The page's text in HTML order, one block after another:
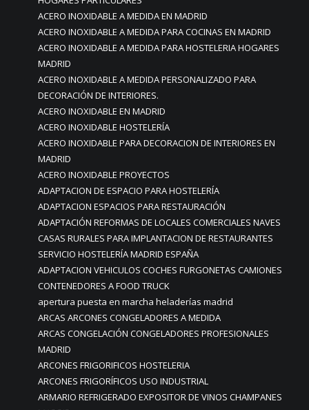
ACERO INOXIDABLE A MEDIDA EN MADRID
ACERO INOXIDABLE A MEDIDA PARA COCINAS EN MADRID
ACERO INOXIDABLE A MEDIDA PARA HOSTELERIA HOGARES
MADRID
ACERO INOXIDABLE A MEDIDA PERSONALIZADO PARA
DECORACIÓN DE INTERIORES.
ACERO INOXIDABLE EN MADRID
ACERO INOXIDABLE HOSTELERÍA
ACERO INOXIDABLE PARA DECORACION DE INTERIORES EN
MADRID
ACERO INOXIDABLE PROYECTOS
ADAPTACION DE ESPACIO PARA HOSTELERÍA
ADAPTACION ESPACIOS PARA RESTAURACIÓN
ADAPTACIÓN REFORMAS DE LOCALES COMERCIALES NAVES
CASAS RURALES PARA IMPLANTACION DE RESTAURANTES
SERVICIO HOSTELERÍA MADRID ESPAÑA
ADAPTACION VEHICULOS COCHES FURGONETAS CAMIONES
CONTENEDORES A FOOD TRUCK
apertura puesta en marcha heladerías madrid
ARCAS ARCONES CONGELADORES A MEDIDA
ARCAS CONGELACIÓN CONGELADORES PROFESIONALES
MADRID
ARCONES FRIGORIFICOS HOSTELERIA
ARCONES FRIGORÍFICOS USO INDUSTRIAL
ARMARIO REFRIGERADO EXPOSITOR DE VINOS CHAMPANES